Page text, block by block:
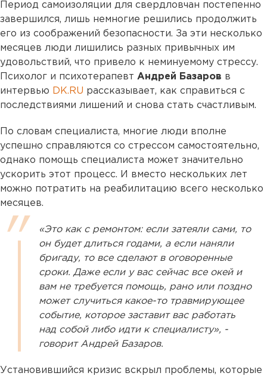
Период самоизоляции для свердловчан постепенно
завершился, лишь немногие решились продолжить
его из соображений безопасности. За эти несколько
месяцев люди лишились разных привычных им
удовольствий, что привело к неминуемому стрессу.
Психолог и психотерапевт Андрей Базаров в
интервью DK.RU рассказывает, как справиться с
последствиями лишений и снова стать счастливым.
По словам специалиста, многие люди вполне
успешно справляются со стрессом самостоятельно,
однако помощь специалиста может значительно
ускорить этот процесс. И вместо нескольких лет
можно потратить на реабилитацию всего несколько
месяцев.
«Это как с ремонтом: если затеяли сами, то
он будет длиться годами, а если наняли
бригаду, то все сделают в оговоренные
сроки. Даже если у вас сейчас все окей и
вам не требуется помощь, рано или поздно
может случиться какое-то травмирующее
событие, которое заставит вас работать
над собой либо идти к специалисту», -
говорит Андрей Базаров.
Установившийся кризис вскрыл проблемы, которые